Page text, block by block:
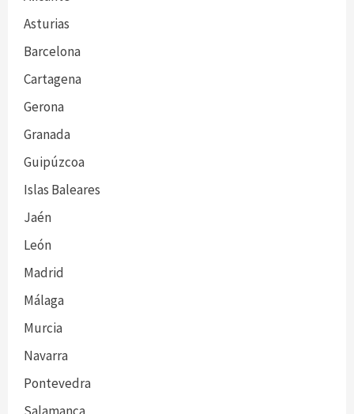
Asturias
Barcelona
Cartagena
Gerona
Granada
Guipúzcoa
Islas Baleares
Jaén
León
Madrid
Málaga
Murcia
Navarra
Pontevedra